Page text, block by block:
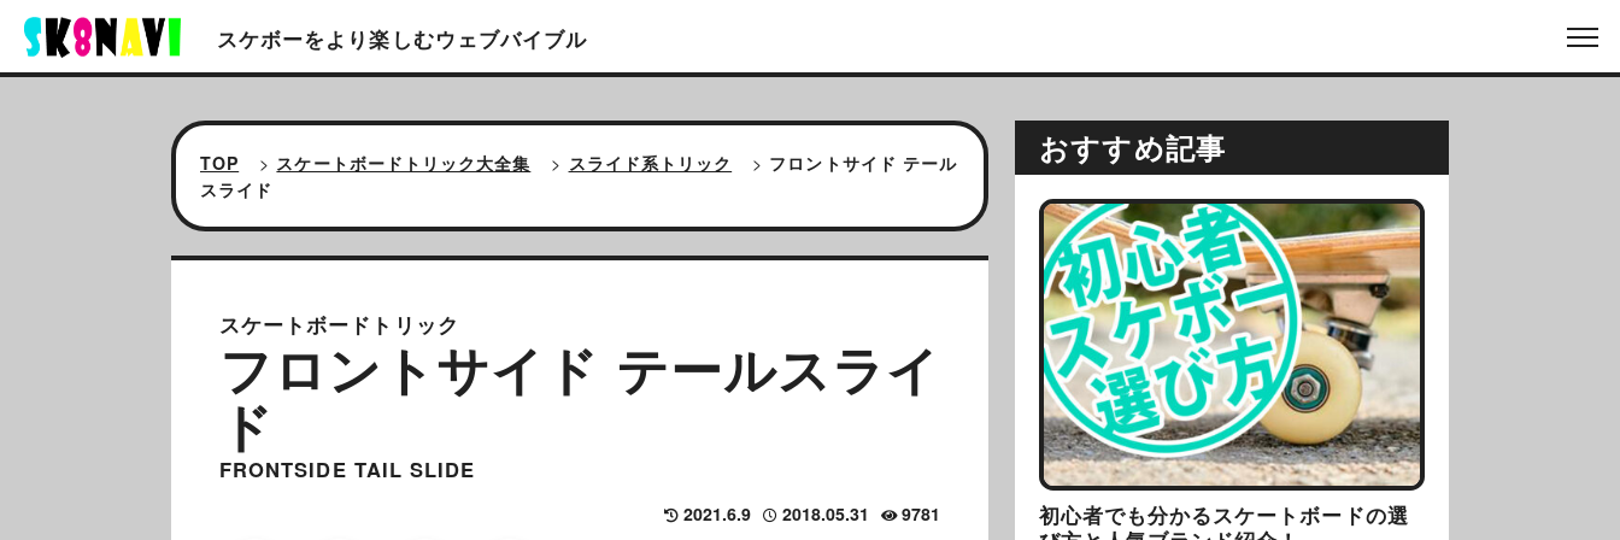
スケボーをより楽しむウェブバイブル
TOP > スケートボードトリック大全集 > スライド系トリック > フロントサイド テール
スライド
スケートボードトリック
フロントサイド テールスライ
ド
FRONTSIDE TAIL SLIDE
9781
2018.05.31
2021.6.9
おすすめ記事
初心者でも分かるスケートボードの選